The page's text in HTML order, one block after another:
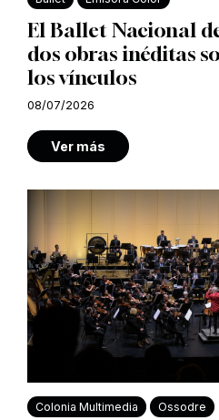
El Ballet Nacional
dos obras inéditas
los vínculos
08/07/2026
Ver más
Colonia Multimedia Ossodre